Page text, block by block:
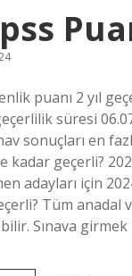
puanı 2 yıl
süresi
sonuçları en
kadar geçerli?
adayları için
Tüm anadal
Sınava